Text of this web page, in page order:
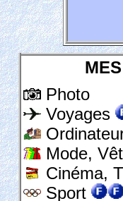
Photo
Voyages
Mode,
Cinéma,
Sport